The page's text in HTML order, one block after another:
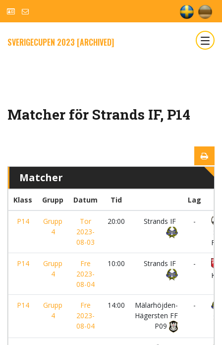
SVERIGECUPEN 2023 [ARCHIVED]
Matcher för Strands IF, P14
Matcher
Klass Grupp Datum Tid Lag
P14
Grupp
4
Tor
2023-
08-03
20:00 Strands IF
-
FK
P14
Grupp
4
Fre
2023-
08-04
10:00 Strands IF -
P14
Grupp
4
Fre
2023-
08-04
14:00
Mälarhöjden-
Hägersten FF
P09
-